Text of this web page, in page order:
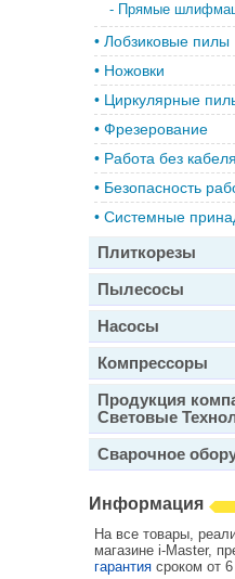
- Прямые
• Лобзиковые пилы
• Ножовки
• Циркулярные
• Фрезерование
• Работа без кабеля
• Безопасность
• Системные
Плиткорезы
Пылесосы
Насосы
Компрессоры
Продукция
Световые
Сварочное
Информация
На все товары,
магазине i-Master,
гарантия сроком от